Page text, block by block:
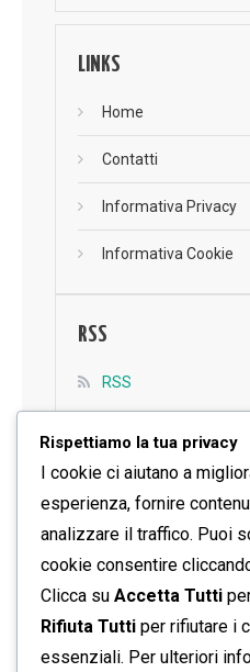
LINKS
Home
Contatti
Informativa Privacy
Informativa Cookie
RSS
RSS
SEGUICI SU FACEBOOK
Rispettiamo la tua privacy
I cookie ci aiutano a
esperienza, fornire
analizzare il traffico. Puoi
cookie consentire
Clicca su Accetta Tutti
Rifiuta Tutti per rifiutare i
essenziali. Per ulteriori